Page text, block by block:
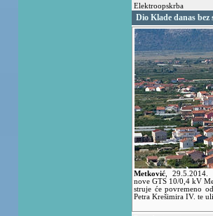
Elektroopskrba
Dio Klade danas bez
Metković 29.5.2014.
nove GTS 10/0,4 kV
struje će povremeno
Petra Krešimira IV. te